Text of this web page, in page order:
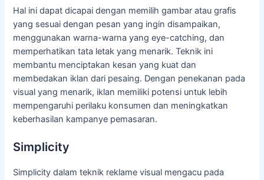
Hal ini dapat dicapai dengan memilih gambar atau grafis
yang sesuai dengan pesan yang ingin disampaikan,
menggunakan warna-warna yang eye-catching, dan
memperhatikan tata letak yang menarik. Teknik ini
membantu menciptakan kesan yang kuat dan
membedakan iklan dari pesaing. Dengan penekanan pada
visual yang menarik, iklan memiliki potensi untuk lebih
mempengaruhi perilaku konsumen dan meningkatkan
keberhasilan kampanye pemasaran.
Simplicity
Simplicity dalam teknik reklame visual mengacu pada